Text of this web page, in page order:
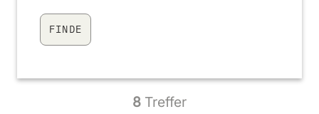
8 Treffer